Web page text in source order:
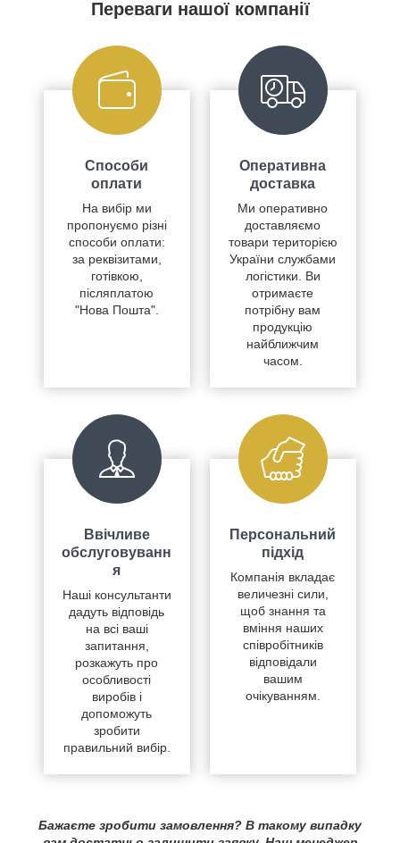
Переваги нашої компанії
Способи
оплати
На вибір ми
пропонуємо різні
способи оплати:
за реквізитами,
готівкою,
післяплатою
"Нова Пошта".
Оперативна
доставка
Ми оперативно
доставляємо
товари територією
України службами
логістики. Ви
отримаєте
потрібну вам
продукцію
найближчим
часом.
Ввічливе
обслуговуванн
я
Наші консультанти
дадуть відповідь
на всі ваші
запитання,
розкажуть про
особливості
виробів і
допоможуть
зробити
правильний вибір.
Персональний
підхід
Компанія вкладає
величезні сили,
щоб знання та
вміння наших
співробітників
відповідали
вашим
очікуванням.
Бажаєте зробити замовлення? В такому випадку